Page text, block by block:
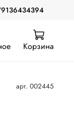
Корзина
арт. 002445